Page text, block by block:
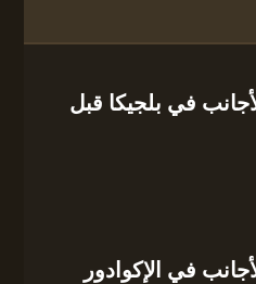
في بلجيكا قبل
في الإكوادور